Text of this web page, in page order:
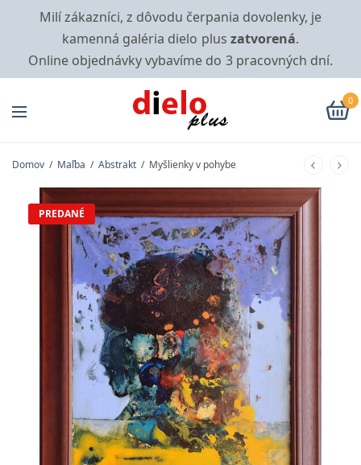
Milí zákazníci, z dôvodu čerpania dovolenky, je
kamenná galéria dielo plus zatvorená.
Online objednávky vybavíme do 3 pracovných dní.
0
Domov / Maľba / Abstrakt / Myšlienky v pohybe
PREDANÉ